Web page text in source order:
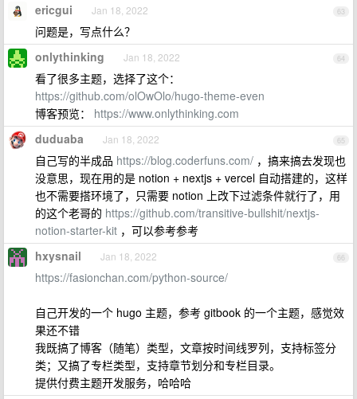
63
ericgui Jan 18, 2022
问题是，写点什么？
64
onlythinking Jan 18, 2022
看了很多主题，选择了这个：
https://github.com/olOwOlo/hugo-theme-even
博客预览： https://www.onlythinking.com
65
duduaba Jan 18, 2022
自己写的半成品 https://blog.coderfuns.com/ ，搞来搞去发现也
没意思，现在用的是 notion + nextjs + vercel 自动搭建的，这样
也不需要搭环境了，只需要 notion 上改下过滤条件就行了，用
的这个老哥的 https://github.com/transitive-bullshit/nextjs-
notion-starter-kit ，可以参考参考
66
hxysnail Jan 18, 2022
https://fasionchan.com/python-source/
自己开发的一个 hugo 主题，参考 gitbook 的一个主题，感觉效
果还不错
我既搞了博客（随笔）类型，文章按时间线罗列，支持标签分
类；又搞了专栏类型，支持章节划分和专栏目录。
提供付费主题开发服务，哈哈哈